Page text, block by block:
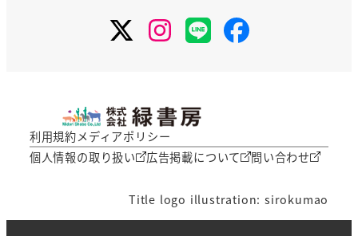
Instagram
LINE Facebook
利用規約メディアポリシー
個人情報の取り扱い
広告掲載について 問い合わせ
Title logo illustration: sirokumao